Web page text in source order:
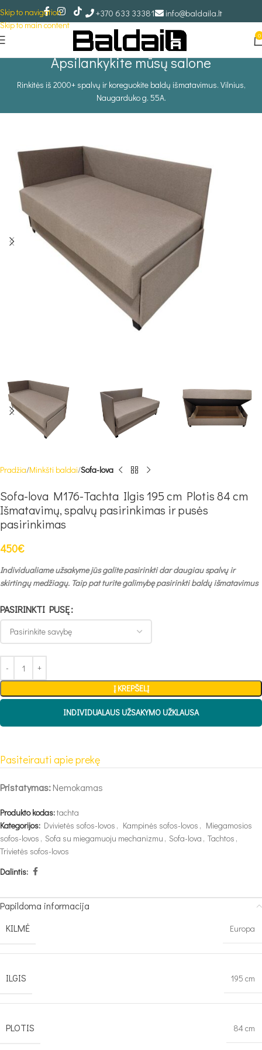
Skip to navigation
Skip to main content
+370 633 33381 info@baldaila.lt
0
Apsilankykite mūsų salone
Rinkitės iš 2000+ spalvų ir koreguokite baldų išmatavimus. Vilnius,
Naugarduko g. 55A.
Pradžia Minkšti baldai Sofa-lova
Sofa-lova M176-Tachta Ilgis 195 cm Plotis 84 cm
Išmatavimų, spalvų pasirinkimas ir pusės
pasirinkimas
450€
Individualiame užsakyme jūs galite pasirinkti dar daugiau spalvų ir
skirtingų medžiagų. Taip pat turite galimybę pasirinkti baldų išmatavimus
PASIRINKTI PUSĘ
Į KREPŠELĮ
INDIVIDUALAUS UŽSAKYMO UŽKLAUSA
Pasiteirauti apie prekę
Pristatymas:Nemokamas
Produkto kodas:tachta
Kategorijos: Dvivietės sofos-lovos , Kampinės sofos-lovos , Miegamosios
sofos-lovos , Sofa su miegamuoju mechanizmu , Sofa-lova , Tachtos ,
Trivietės sofos-lovos
Dalintis:
Papildoma informacija
KILMĖ
Europa
ILGIS 195 cm
PLOTIS 84 cm